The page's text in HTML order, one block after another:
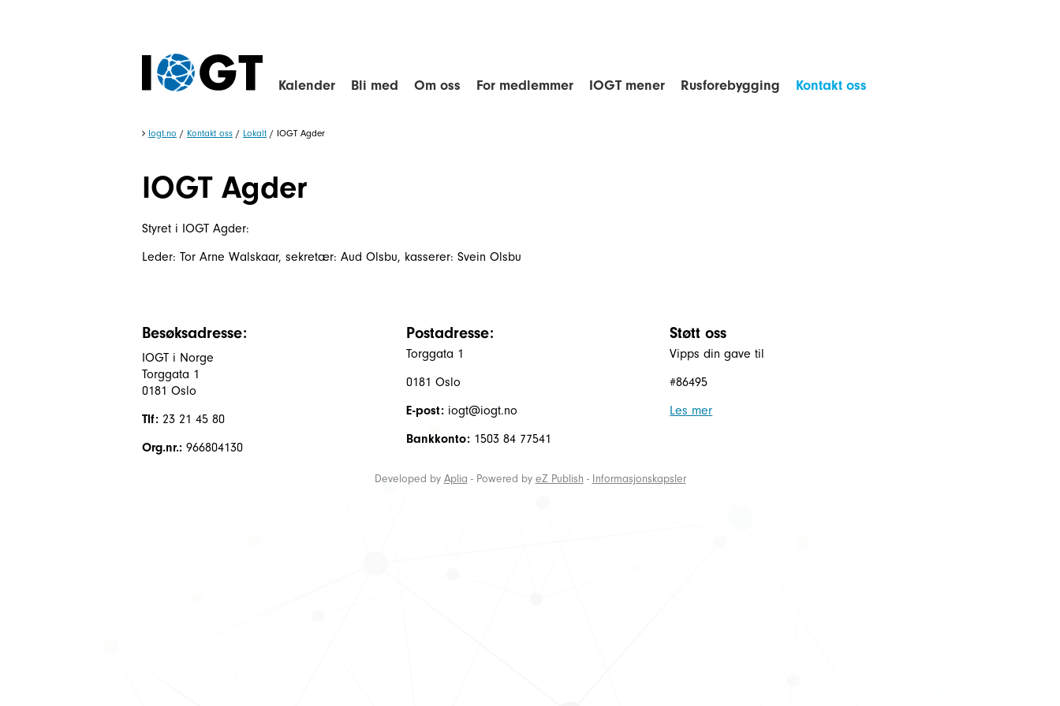
Kalender Bli med Om oss For medlemmer IOGT mener Rusforebygging Kontakt oss
Iogt.no / Kontakt oss / Lokalt / IOGT Agder
IOGT Agder
Styret i IOGT Agder:
Leder: Tor Arne Walskaar, sekretær: Aud Olsbu, kasserer: Svein Olsbu
Besøksadresse:
IOGT i Norge
Torggata 1
0181 Oslo
Tlf: 23 21 45 80
Org.nr.: 966804130
Postadresse:
Torggata 1
0181 Oslo
E-post:iogt@iogt.no
Bankkonto:1503 84 77541
Støtt oss
Vipps din gave til
#86495
Les mer
Developed by Aplia - Powered by eZ Publish - Informasjonskapsler